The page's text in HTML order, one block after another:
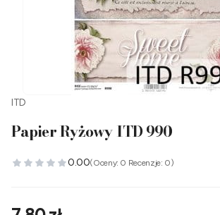
ITD
Papier Ryżowy ITD 990
0.00(Oceny: 0 Recenzje: 0)
Cena